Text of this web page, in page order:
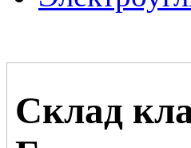
Склад